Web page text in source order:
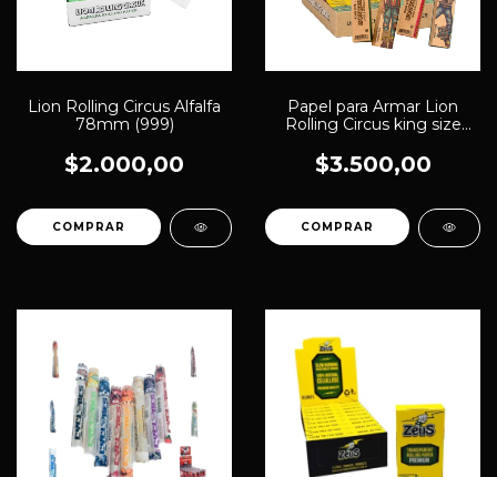
Lion Rolling Circus Alfalfa
78mm (999)
$2.000,00
Papel para Armar Lion
Rolling Circus king size
$3.500,00